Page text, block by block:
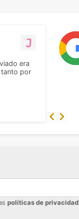
era
tanto por
Previous
Next
políticas de privacidad